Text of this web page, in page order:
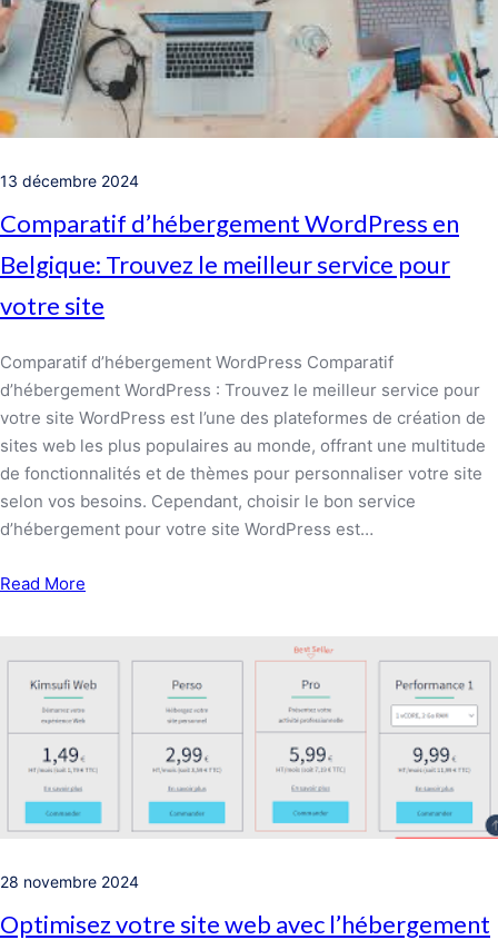
13 décembre 2024
Comparatif d’hébergement WordPress en
Belgique: Trouvez le meilleur service pour
votre site
Comparatif d’hébergement WordPress Comparatif
d’hébergement WordPress : Trouvez le meilleur service pour
votre site WordPress est l’une des plateformes de création de
sites web les plus populaires au monde, offrant une multitude
de fonctionnalités et de thèmes pour personnaliser votre site
selon vos besoins. Cependant, choisir le bon service
d’hébergement pour votre site WordPress est…
Read More
28 novembre 2024
Optimisez votre site web avec l’hébergement